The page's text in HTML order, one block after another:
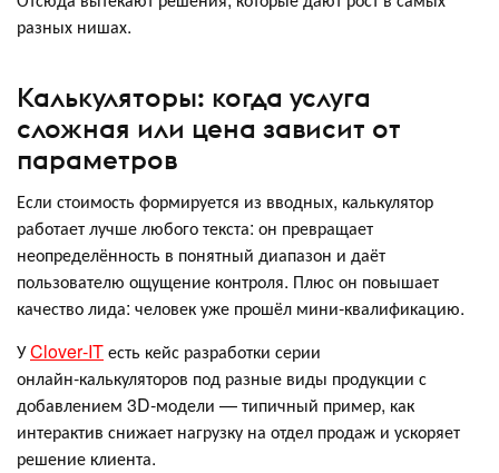
разных нишах.
Калькуляторы: когда услуга
сложная или цена зависит от
параметров
Если стоимость формируется из вводных, калькулятор
работает лучше любого текста: он превращает
неопределённость в понятный диапазон и даёт
пользователю ощущение контроля. Плюс он повышает
качество лида: человек уже прошёл мини‑квалификацию.
УClover‑ITесть кейс разработки серии
онлайн‑калькуляторов под разные виды продукции с
добавлением 3D‑модели — типичный пример, как
интерактив снижает нагрузку на отдел продаж и ускоряет
решение клиента.